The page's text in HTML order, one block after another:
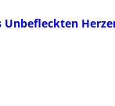
Unbefleckten